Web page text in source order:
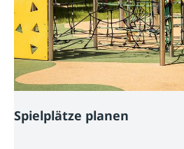
Spielplätze planen